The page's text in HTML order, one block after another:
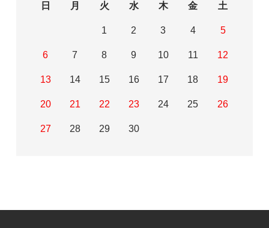
日
月 火 水 木 金 土
1 2 3 4 5
6 7 8 9 10 11 12
13 14 15 16 17 18 19
20 21 22 23 24 25 26
27 28 29 30